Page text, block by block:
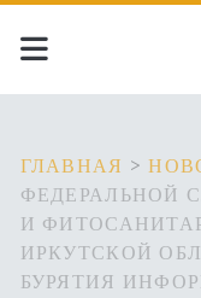
ГЛАВНАЯ >
ФЕДЕРАЛЬНОЙ
И
ИРКУТСКОЙ
БУРЯТИЯ